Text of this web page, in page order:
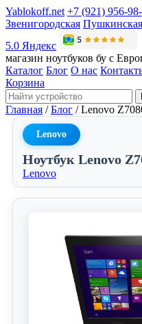
Yablokoff.net +7 (921) 956-
Звенигородская Пушкинская
5.0 Яндекс
магазин ноутбуков бу с
Каталог Блог О нас
Корзина
Главная / Блог / Lenovo
Lenovo
Ноутбук Lenovo
Lenovo